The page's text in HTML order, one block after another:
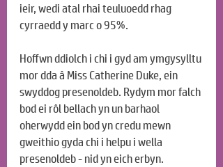
ieir, wedi atal rhai teuluoedd rhag
cyrraedd y marc o 95%.
Hoffwn ddiolch i chi i gyd am ymgysylltu
mor dda â Miss Catherine Duke, ein
swyddog presenoldeb. Rydym mor falch
bod ei rôl bellach yn un barhaol
oherwydd ein bod yn credu mewn
gweithio gyda chi i helpu i wella
presenoldeb - nid yn eich erbyn.